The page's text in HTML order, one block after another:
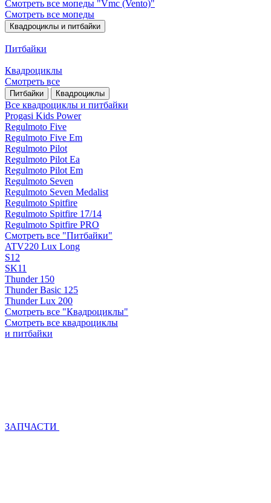
Смотреть все мопеды "Vmc (Vento)"
Смотреть все мопеды
Квадроциклы и питбайки
Питбайки
Квадроциклы
Смотреть все
Питбайки Квадроциклы
Все квадроциклы и питбайки
Progasi Kids Power
Regulmoto Five
Regulmoto Five Em
Regulmoto Pilot
Regulmoto Pilot Ea
Regulmoto Pilot Em
Regulmoto Seven
Regulmoto Seven Medalist
Regulmoto Spitfire
Regulmoto Spitfire 17/14
Regulmoto Spitfire PRO
Смотреть все "Питбайки"
ATV220 Lux Long
S12
SK11
Thunder 150
Thunder Basic 125
Thunder Lux 200
Смотреть все "Квадроциклы"
Смотреть все квадроциклы
и питбайки
ЗАПЧАСТИ